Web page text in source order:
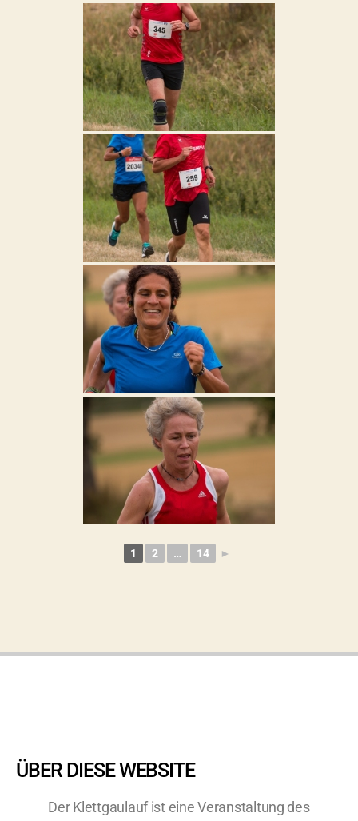
1 2 … 14 ►
ÜBER DIESE WEBSITE
Der Klettgaulauf ist eine Veranstaltung des